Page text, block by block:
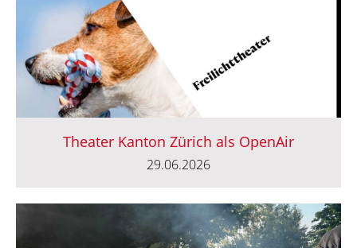
Theater Kanton Zürich als OpenAir
29.06.2026